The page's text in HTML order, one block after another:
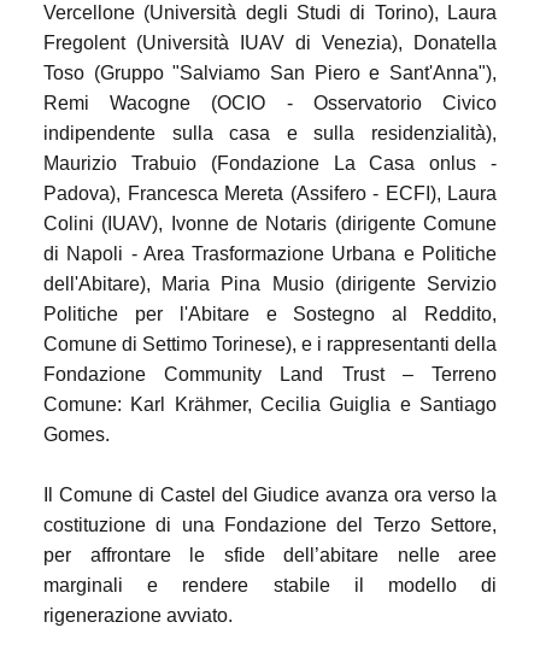
Vercellone (Università degli Studi di Torino), Laura
Fregolent (Università IUAV di Venezia), Donatella
Toso (Gruppo "Salviamo San Piero e Sant'Anna"),
Remi Wacogne (OCIO - Osservatorio Civico
indipendente sulla casa e sulla residenzialità),
Maurizio Trabuio (Fondazione La Casa onlus -
Padova), Francesca Mereta (Assifero - ECFI), Laura
Colini (IUAV), Ivonne de Notaris (dirigente Comune
di Napoli - Area Trasformazione Urbana e Politiche
dell'Abitare), Maria Pina Musio (dirigente Servizio
Politiche per l'Abitare e Sostegno al Reddito,
Comune di Settimo Torinese), e i rappresentanti della
Fondazione Community Land Trust – Terreno
Comune: Karl Krähmer, Cecilia Guiglia e Santiago
Gomes.
Il Comune di Castel del Giudice avanza ora verso la
costituzione di una Fondazione del Terzo Settore,
per affrontare le sfide dell’abitare nelle aree
marginali e rendere stabile il modello di
rigenerazione avviato.